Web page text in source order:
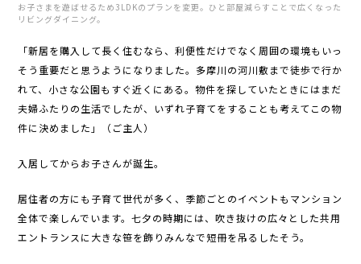
お子さまを遊ばせるため3LDKのプランを変更。ひと部屋減らすことで広くなった
リビングダイニング。
「新居を購入して長く住むなら、利便性だけでなく周囲の環境もいっ
そう重要だと思うようになりました。多摩川の河川敷まで徒歩で行か
れて、小さな公園もすぐ近くにある。物件を探していたときにはまだ
夫婦ふたりの生活でしたが、いずれ子育てをすることも考えてこの物
件に決めました」（ご主人）
入居してからお子さんが誕生。
居住者の方にも子育て世代が多く、季節ごとのイベントもマンション
全体で楽しんでいます。七夕の時期には、吹き抜けの広々とした共用
エントランスに大きな笹を飾りみんなで短冊を吊るしたそう。